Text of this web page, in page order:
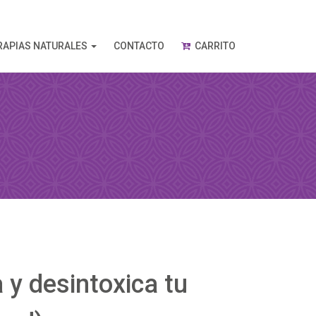
NATURALES CONTACTO CARRITO
y desintoxica tu